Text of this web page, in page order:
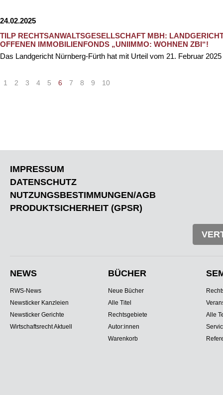
24.02.2025
TILP RECHTSANWALTSGESELLSCHAFT MBH:
OFFENEN IMMOBILIENFONDS „UNIIMMO: WOHNEN ZBI“!
Das Landgericht Nürnberg-Fürth hat mit Urteil vom 21. Februar
1 2 3 4 5 6 7 8 9 10
IMPRESSUM
DATENSCHUTZ
NUTZUNGSBESTIMMUNGEN/AGB
PRODUKTSICHERHEIT (GPSR)
NEWS
RWS-News
Newsticker Kanzleien
Newsticker Gerichte
Wirtschaftsrecht Aktuell
BÜCHER
Neue Bücher
Alle Titel
Rechtsgebiete
Autor:innen
Warenkorb
Alle